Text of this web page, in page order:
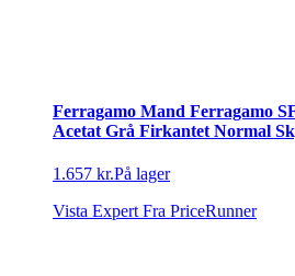
Ferragamo Mand Ferragamo
Acetat Grå Firkantet Normal
1.657 kr.På lager
Vista Expert Fra PriceRunner